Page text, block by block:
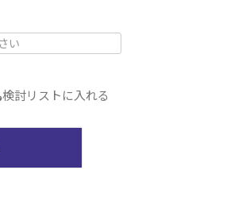
検討リストに入れる